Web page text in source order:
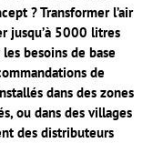
? Transformer l’air
jusqu’à 5000 litres
besoins de base
de
dans des zones
ou dans des villages
des distributeurs